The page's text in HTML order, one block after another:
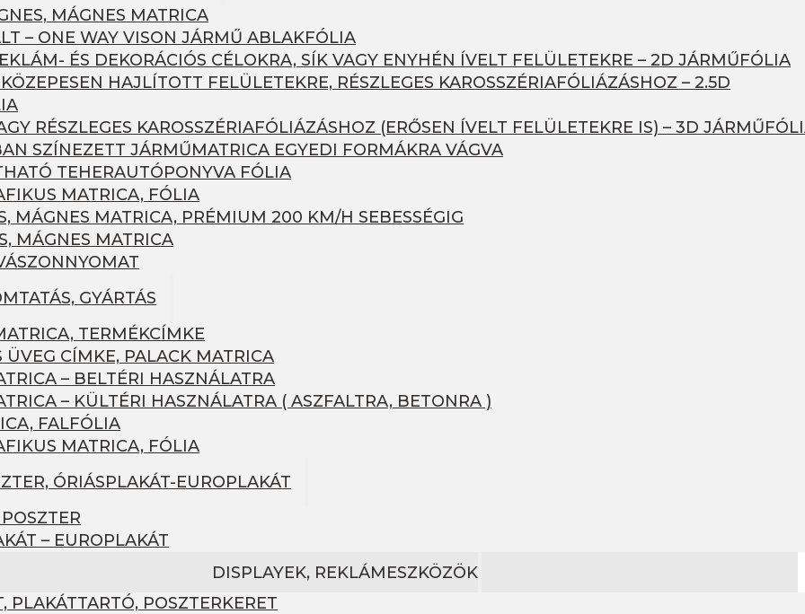
MÁGNES MATRICA
– ONE WAY VISON JÁRMŰ ABLAKFÓLIA
ÉS DEKORÁCIÓS CÉLOKRA, SÍK VAGY ENYHÉN ÍVELT FELÜLETEKRE – 2D JÁRMŰFÓLIA
HAJLÍTOTT FELÜLETEKRE, RÉSZLEGES KAROSSZÉRIAFÓLIÁZÁSHOZ – 2.5D
RÉSZLEGES KAROSSZÉRIAFÓLIÁZÁSHOZ (ERŐSEN ÍVELT FELÜLETEKRE IS) – 3D
SZÍNEZETT JÁRMŰMATRICA EGYEDI FORMÁKRA VÁGVA
TEHERAUTÓPONYVA FÓLIA
MATRICA, FÓLIA
MÁGNES MATRICA, PRÉMIUM 200 KM/H SEBESSÉGIG
MÁGNES MATRICA
GYÁRTÁS
TERMÉKCÍMKE
ÜVEG CÍMKE, PALACK MATRICA
– BELTÉRI HASZNÁLATRA
– KÜLTÉRI HASZNÁLATRA ( ASZFALTRA, BETONRA )
FALFÓLIA
MATRICA, FÓLIA
ÓRIÁSPLAKÁT-EUROPLAKÁT
– EUROPLAKÁT
DISPLAYEK, REKLÁMESZKÖZÖK
PLAKÁTTARTÓ, POSZTERKERET